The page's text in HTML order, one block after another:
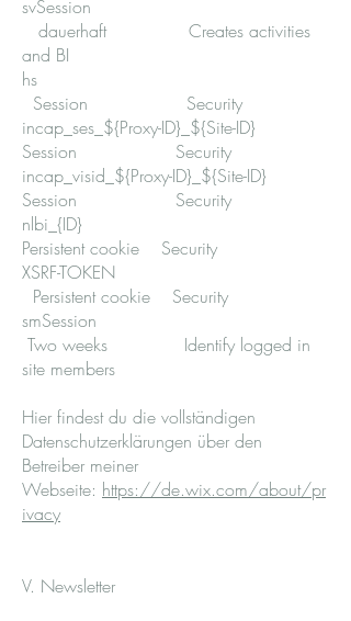
svSession
dauerhaft Creates activities
and BI
hs
Session Security
incap_ses_${Proxy-ID}_${Site-ID}
Session Security
incap_visid_${Proxy-ID}_${Site-ID}
Session Security
nlbi_{ID}
Persistent cookie Security
XSRF-TOKEN
Persistent cookie Security
smSession
Two weeks Identify logged in
site members
Hier findest du die vollständigen
Datenschutzerklärungen über den
Betreiber meiner
Webseite: https://de.wix.com/about/pr
ivacy
V. Newsletter